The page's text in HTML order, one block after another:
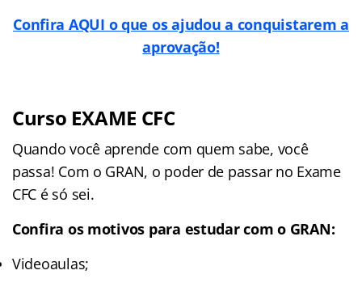
Confira AQUI o que os ajudou a conquistarem a
aprovação!
Curso EXAME CFC
Quando você aprende com quem sabe, você
passa! Com o GRAN, o poder de passar no Exame
CFC é só sei.
Confira os motivos para estudar com o GRAN:
Videoaulas;